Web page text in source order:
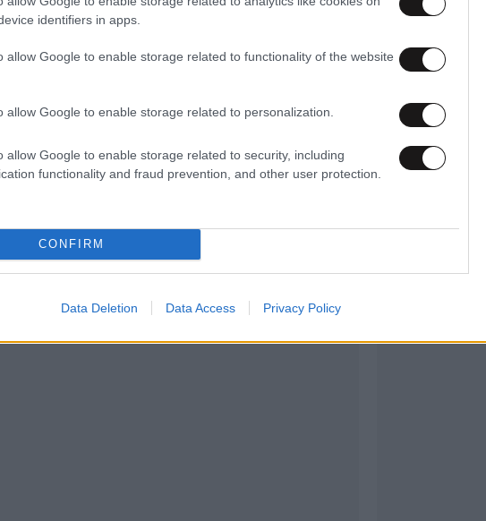
identifiers in apps.
allow Google to enable storage related to functionality of the website
allow Google to enable storage related to personalization.
allow Google to enable storage related to security, including
functionality and fraud prevention, and other user protection.
CONFIRM
Data Deletion Data Access Privacy Policy